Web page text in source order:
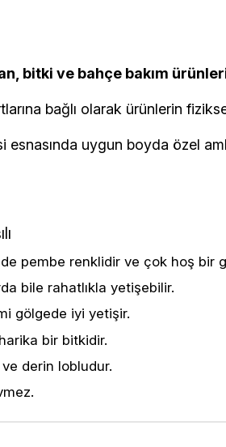
bitki ve bahçe bakım
bağlı olarak ürünlerin
esnasında uygun boyda özel
pembe renklidir ve çok hoş bir
bile rahatlıkla yetişebilir.
gölgede iyi yetişir.
bir bitkidir.
derin lobludur.